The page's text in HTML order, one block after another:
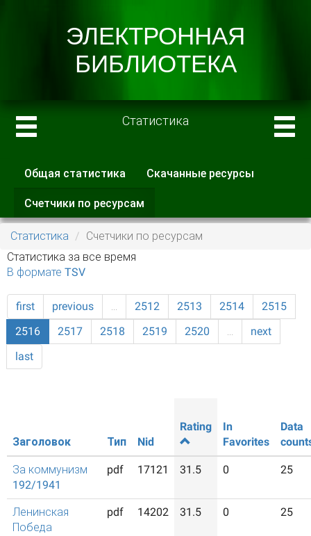
Статистика
Главные вкладки
Общая статистика Скачанные ресурсы
Счетчики по ресурсам
вкладка)
Статистика
Счетчики по ресурсам
Статистика за все время
В формате TSV
first previous … 2512 2513 2514
2515
2516
2517 2518 2519 2520 …
next
last
Заголовок Тип Nid
Rating
In
Favorites
Data
За коммунизм
192/1941
pdf 17121 31.5 0 25
Ленинская
Победа
pdf 14202 31.5 0 25